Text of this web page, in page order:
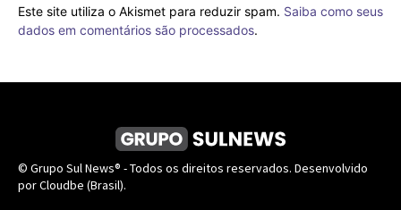
Este site utiliza o Akismet para reduzir spam. Saiba como seus
dados em comentários são processados.
© Grupo Sul News® - Todos os direitos reservados. Desenvolvido
por Cloudbe (Brasil).